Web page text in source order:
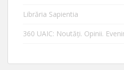
Librăria Sapientia
360 UAIC: Noutăţi. Opinii.